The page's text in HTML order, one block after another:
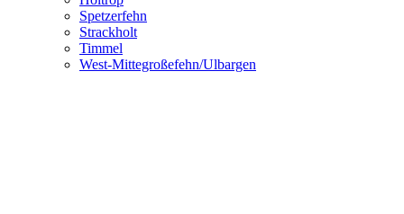
Spetzerfehn
Strackholt
Timmel
West-Mittegroßefehn/Ulbargen